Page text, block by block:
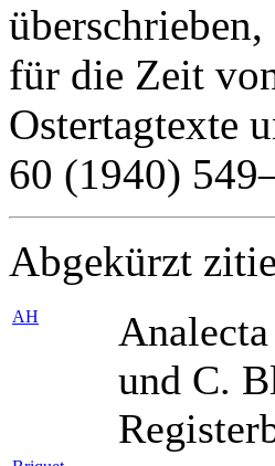
für die Zeit
Ostertagtexte
60 (1940)
Abgekürzt
AH
und C.